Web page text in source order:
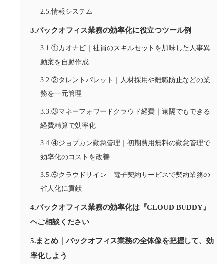
2.5.情報システム
3.バックオフィス業務の効率化に役立つツール例
3.1.①カオナビ｜社員のスキルセットを加味した人事異
動案を自動作成
3.2.②タレントパレット｜人材採用や離職防止などの業
務を一元管理
3.3.③マネーフォワードクラウド経費｜遠隔でもできる
経費精算で効率化
3.4.④ジョブカン勤怠管理｜初期費用無料の勤怠管理で
効率化のコストを改善
3.5.⑤クラウドサイン｜電子契約サービスで契約業務の
省人化に貢献
4.バックオフィス業務の効率化は『CLOUD BUDDY』
へご相談ください
5.まとめ｜バックオフィス業務の全体像を把握して、効
率化しよう